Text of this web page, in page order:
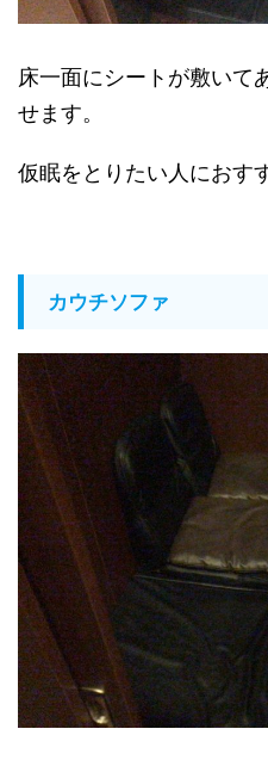
床一面にシートが敷いて
せます。
仮眠をとりたい人におす
カウチソファ